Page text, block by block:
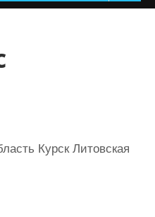
Курск Литовская